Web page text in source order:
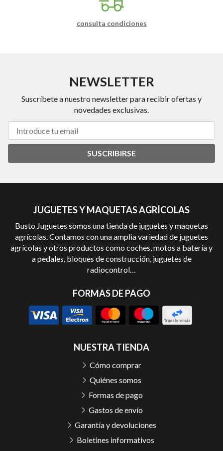
consulta condiciones
NEWSLETTER
Suscríbete a nuestro newsletter para recibir ofertas y
novedades exclusivas.
SUSCRIBIRSE
JUGUETES Y MAQUETAS AGRÍCOLAS
Busto Juguetes somos una tienda de juguetes y maquetas
agrícolas. Contamos con una amplia variedad de juguetes
agrícolas y otros productos como coches, motos a batería y
a pedales, bloques de construcción, juguetes de
radiocontrol…
FORMAS DE PAGO
NUESTRA TIENDA
Cómo comprar
Quiénes somos
Formas de pago
Gastos de envío
Garantía y devoluciones
Boletines informativos